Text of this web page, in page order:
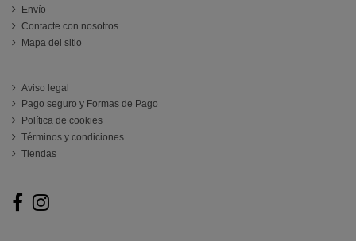
Envío
Contacte con nosotros
Mapa del sitio
Aviso legal
Pago seguro y Formas de Pago
Política de cookies
Términos y condiciones
Tiendas